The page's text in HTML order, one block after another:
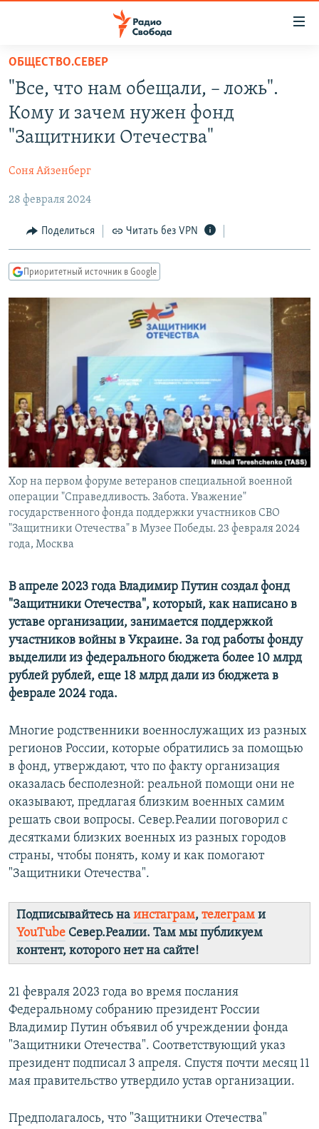
упрощенного
доступа
Вернуться
основному
Вернутся
навигации
Вернутся
поиску
ПРОГРАММЫ
ПОДКАСТЫ
АВТОРСКИЕ ПРОЕКТЫ
МНЕНИЯ
КУЛЬТУРА
IDEL.РЕАЛИИ
СЕВЕР.РЕАЛИИ
СИБИРЬ.РЕАЛИИ
РАСПИСАНИЕ ВЕЩАНИЯ
ПОДПИШИТЕСЬ НА РАССЫЛКУ
СОЦИАЛЬНЫЕ СЕТИ
Все сайты РСЕ/РС
ОБЩЕСТВО.СЕВЕР
"Все, что нам обещали, – ложь".
Кому и зачем нужен фонд
"Защитники Отечества"
Соня Айзенберг
28 февраля 2024
Поделиться Читать без VPN
Приоритетный источник в Google
Хор на первом форуме ветеранов специальной военной
операции "Справедливость. Забота. Уважение"
государственного фонда поддержки участников СВО
"Защитники Отечества" в Музее Победы. 23 февраля 2024
года, Москва
В апреле 2023 года Владимир Путин создал фонд
"Защитники Отечества", который, как написано в
уставе организации, занимается поддержкой
участников войны в Украине. За год работы фонду
выделили из федерального бюджета более 10 млрд
рублей рублей, еще 18 млрд дали из бюджета в
феврале 2024 года.
Многие родственники военнослужащих из разных
регионов России, которые обратились за помощью
в фонд, утверждают, что по факту организация
оказалась бесполезной: реальной помощи они не
оказывают, предлагая близким военных самим
решать свои вопросы. Север.Реалии поговорил с
десятками близких военных из разных городов
страны, чтобы понять, кому и как помогают
"Защитники Отечества".
Подписывайтесь на инстаграм, телеграм и
YouTube Север.Реалии. Там мы публикуем
контент, которого нет на сайте!
21 февраля 2023 года во время послания
Федеральному собранию президент России
Владимир Путин объявил об учреждении фонда
"Защитники Отечества". Соответствующий указ
президент подписал 3 апреля. Спустя почти месяц 11
мая правительство утвердило устав организации.
Предполагалось, что "Защитники Отечества"